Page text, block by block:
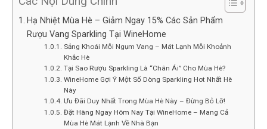
Hạ Nhiệt Mùa Hè – Giảm Ngay 15% Các Sản Phẩm
Rượu Vang Sparkling Tại WineHome
Sảng Khoái Mỗi Ngụm Vang – Mát Lạnh Mỗi Khoảnh
Khắc Hè
Tại Sao Rượu Sparkling Là “Chân Ái” Cho Mùa Hè?
WineHome Gợi Ý Một Số Dòng Sparkling Hot Nhất Hè
Này
Ưu Đãi Duy Nhất Trong Mùa Hè Này – Đừng Bỏ Lỡ!
Đặt Hàng Ngay Hôm Nay Tại WineHome – Mang Cả
Mùa Hè Mát Lạnh Về Nhà Bạn